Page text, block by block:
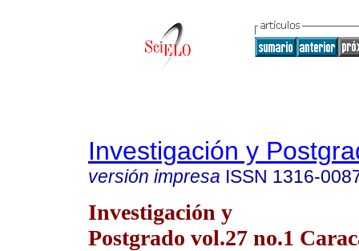
Investigación y
versión impresa ISSN 1316-
Investigación y
Postgrado vol.27 no.1